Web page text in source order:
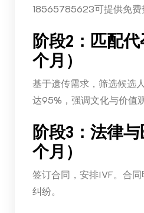
18565785623可提供免费
阶段2：匹配
个月）
基于遗传需求，筛选候选
达95%，强调文化与价值
阶段3：法律
个月）
签订合同，安排IVF。合
纠纷。